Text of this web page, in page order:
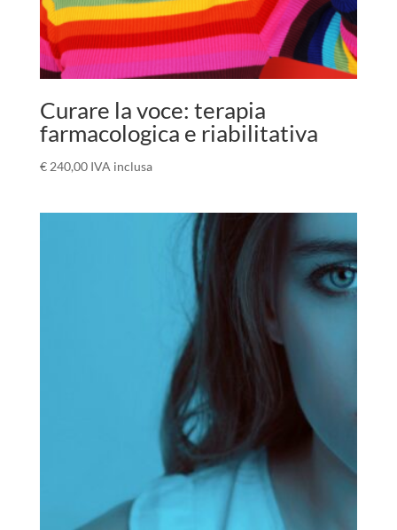
Curare la voce: terapia
farmacologica e riabilitativa
€240,00 IVA inclusa